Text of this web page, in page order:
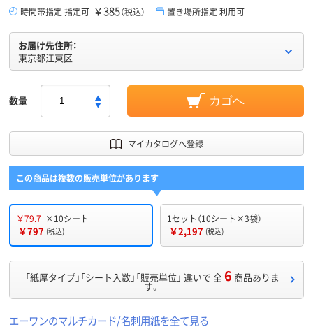
時間帯指定 指定可 ￥385（税込） 置き場所指定 利用可
お届け先住所：
東京都江東区
数量 カゴへ
マイカタログへ登録
この商品は複数の販売単位があります
￥79.7 ×10シート
￥797 (税込)
1セット（10シート×3袋）
￥2,197 (税込)
「紙厚タイプ」「シート入数」「販売単位」 違いで 全6 商品ありま
す。
エーワンのマルチカード/名刺用紙を全て見る